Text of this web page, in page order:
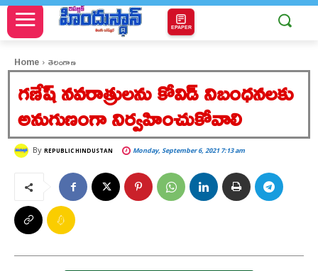
EPAPER
Home తెలంగాణ
గణేష్ నవరాత్రులను కోవిడ్ నిబంధనలకు
అనుగుణంగా నిర్వహించుకోవాలి
By REPUBLIC HINDUSTAN Monday, September 6, 2021 7:13 am